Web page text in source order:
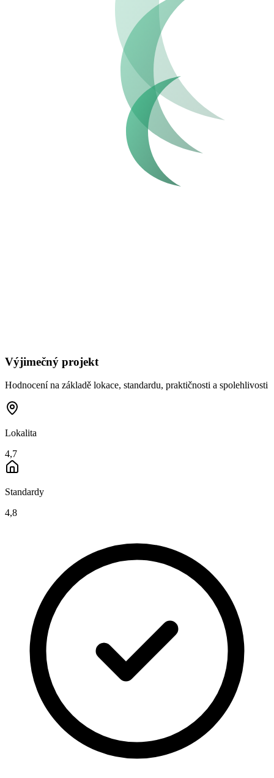
Výjimečný projekt
Hodnocení na základě lokace, standardu, praktičnosti a spolehlivosti
Lokalita
4,7
Standardy
4,8